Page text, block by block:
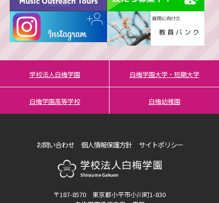
学校法人白梅学園 白梅学園大学・短期大学
白梅学園高等学校 白梅幼稚園
〒187-8570 東京都小平市小川町1-830
お問い合わせ 個人情報保護方針 サイトポリシー